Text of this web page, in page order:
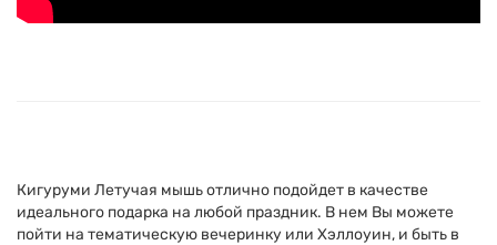
Кигуруми Летучая мышь отлично подойдет в качестве
идеального подарка на любой праздник. В нем Вы можете
пойти на тематическую вечеринку или Хэллоуин, и быть в